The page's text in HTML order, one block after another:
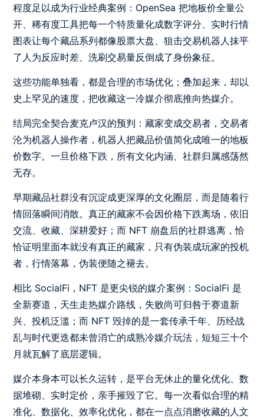
程度足以成为行业经典案例：OpenSea 把地板价全量公
开、稀有度工具把每一个特质量化成数字评分、实时行情
图表让每个藏品系列都像股票大盘、狙击交易机器人抹平
了人为反应时差、洗刷交易量反倒成了身份象征。
这些功能单独看，都是合理的市场优化；叠加起来，却以
史上罕见的速度，把收藏这一冷媒介彻底推向热媒介。
结局完全契合麦克卢汉的预判：藏家变成交易者，交易者
沦为机器人操作者，机器人把藏品价值简化成唯一的地板
价数字。一旦价格下跌，所有文化内涵、社群归属感荡然
无存。
早期藏品社群没有沉淀成更深厚的文化圈层，而是随着行
情回落瞬间消散。真正的藏家不会因价格下跌离场，依旧
交流、收藏、深耕爱好；而 NFT 崩盘后的社群逃离，恰
恰证明里面本就没有真正的藏家，只有伪装成玩家的投机
者，行情落幕，伪装便随之褪去。
相比 SocialFi，NFT 是更尖锐的媒介案例：SocialFi 是
全新赛道，天生走热媒介路线，失败尚可归咎于赛道新
兴、投机泛滥；而 NFT 毁掉的是一套传承千年、历经战
乱与时代更迭都未曾消亡的成熟冷媒介玩法，短短三十个
月就瓦解了底层逻辑。
媒介本身本可以长久运转，是平台无休止的量化优化、数
据堆砌、实时定价，亲手摧毁了它。每一次看似合理的精
准化、数据化、效率化优化，都在一点点消磨收藏的人文